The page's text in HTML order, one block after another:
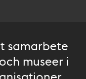
samarbete
museer i